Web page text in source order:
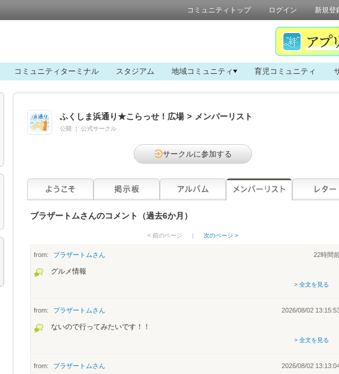
コミュニティトップ ログイン 新規登
コミュニティターミナル スタジアム 地域コミュニティ 育児コミュニティ
ふくしま浜通り★こらっせ！広場 > メンバーリスト
公開 公式サークル
サークルに参加する
ブラザートムさんのコメント（過去6か月）
< 前のページ 次のページ >
from: ブラザートムさん 22時間
グルメ情報
> 全文を見る
from: ブラザートムさん 2026/08/02
ないので行ってみたいです！！
> 全文を見る
from: ブラザートムさん 2026/08/02